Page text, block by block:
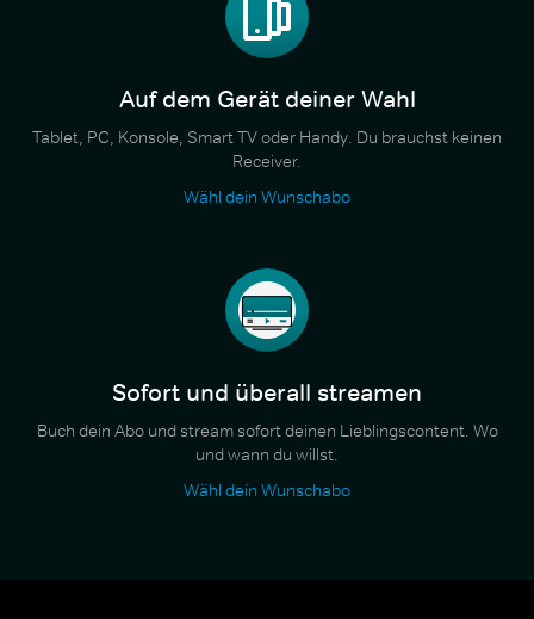
Auf dem Gerät deiner Wahl
Tablet, PC, Konsole, Smart TV oder Handy. Du brauchst keinen
Receiver.
Wähl dein Wunschabo
Sofort und überall streamen
Buch dein Abo und stream sofort deinen Lieblingscontent. Wo
und wann du willst.
Wähl dein Wunschabo